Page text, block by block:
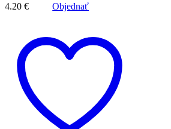
4.20 € Objednať